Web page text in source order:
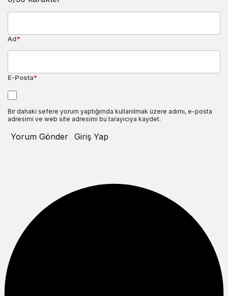
Ad*
E-Posta*
Bir dahaki sefere yorum yaptığımda kullanılmak üzere adımı, e-posta
adresimi ve web site adresimi bu tarayıcıya kaydet.
Yorum Gönder Giriş Yap